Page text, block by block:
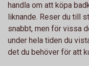
handla om att köpa
liknande. Reser du till
snabbt, men för vissa
under hela tiden du
det du behöver för att